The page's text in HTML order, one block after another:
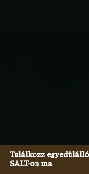
Találkozz
SALT-on ma